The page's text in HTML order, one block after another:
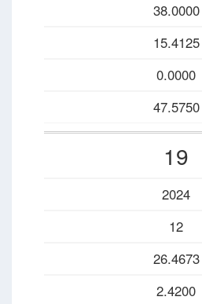
38.0000
15.4125
0.0000
47.5750
19
2024
12
26.4673
2.4200